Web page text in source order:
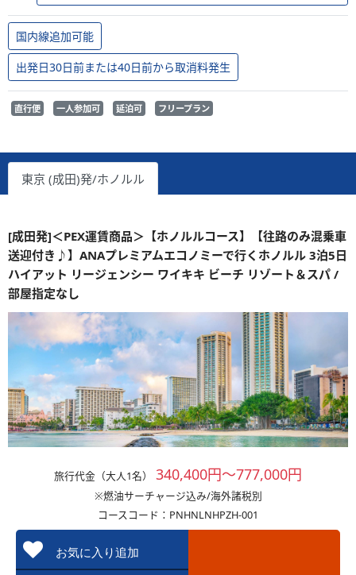
国内線追加可能
出発日30日前または40日前から取消料発生
直行便 一人参加可 延泊可 フリープラン
東京 (成田)発/ホノルル
[成田発]＜PEX運賃商品＞【ホノルルコース】【往路のみ混乗車
送迎付き♪】ANAプレミアムエコノミーで行くホノルル 3泊5日
ハイアット リージェンシー ワイキキ ビーチ リゾート＆スパ /
部屋指定なし
旅行代金（大人1名） 340,400円～777,000円
※燃油サーチャージ込み/海外諸税別
コースコード：PNHNLNHPZH-001
お気に入り追加